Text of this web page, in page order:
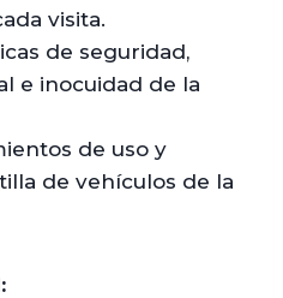
visita.
de seguridad,
e inocuidad de la
de uso y
de vehículos de la